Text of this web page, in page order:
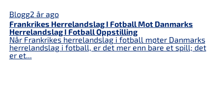
Blogg2 år ago
Frankrikes Herrelandslag I Fotball Mot Danmarks
Herrelandslag I Fotball Oppstilling
Når Frankrikes herrelandslag i fotball møter Danmarks
herrelandslag i fotball, er det mer enn bare et spill; det
er et...